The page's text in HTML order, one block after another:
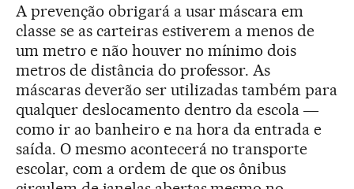
A prevenção obrigará a usar máscara em
classe se as carteiras estiverem a menos de
um metro e não houver no mínimo dois
metros de distância do professor. As
máscaras deverão ser utilizadas também para
qualquer deslocamento dentro da escola ―
como ir ao banheiro e na hora da entrada e
saída. O mesmo acontecerá no transporte
escolar, com a ordem de que os ônibus